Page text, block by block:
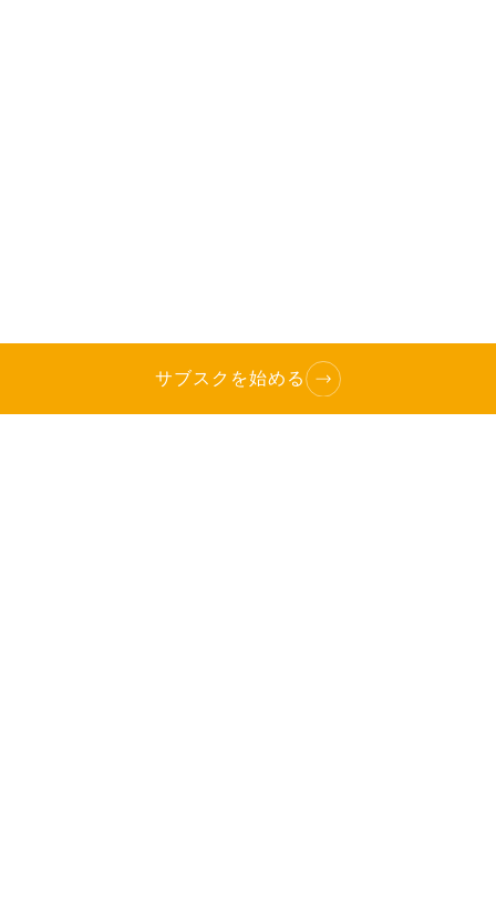
サブスクを始める